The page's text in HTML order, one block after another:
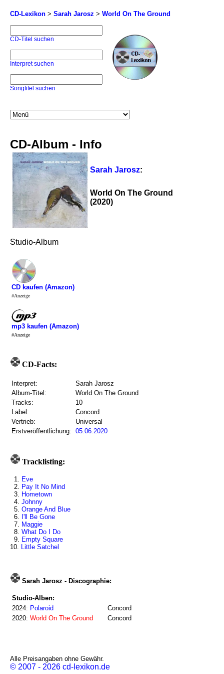
CD-Lexikon > Sarah Jarosz > World On The Ground
CD-Titel suchen
Interpret suchen
Songtitel suchen
CD-Album - Info
Sarah Jarosz:
World On The Ground
(2020)
Studio-Album
CD kaufen (Amazon)
#Anzeige
mp3 kaufen (Amazon)
#Anzeige
CD-Facts:
Interpret:
Sarah Jarosz
Album-Titel:
World On The Ground
Tracks:
10
Label:
Concord
Vertrieb:
Universal
Erstveröffentlichung: 05.06.2020
Tracklisting:
1. Eve
2. Pay It No Mind
3. Hometown
4. Johnny
5. Orange And Blue
6. I'll Be Gone
7. Maggie
8. What Do I Do
9. Empty Square
10. Little Satchel
Sarah Jarosz - Discographie:
Studio-Alben:
2024: Polaroid
Concord
2020: World On The Ground Concord
Alle Preisangaben ohne Gewähr.
© 2007 - 2026 cd-lexikon.de